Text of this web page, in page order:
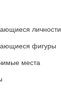
личности
фигуры
места